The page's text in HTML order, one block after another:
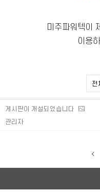
미주파워텍이
이용
게시판이 개설되었습니다
관리자